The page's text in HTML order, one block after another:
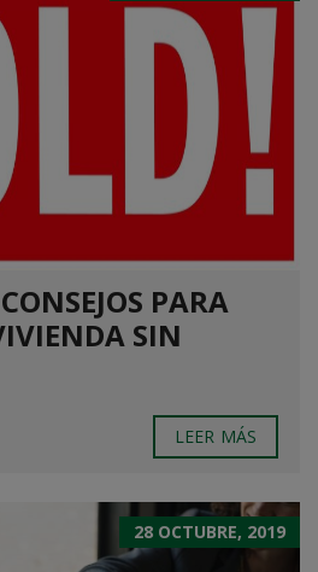
PARA
SIN
LEER MÁS
28 OCTUBRE, 2019